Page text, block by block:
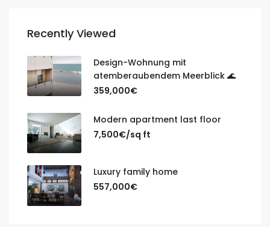
Recently Viewed
Design-Wohnung mit
atemberaubendem Meerblick 🌊
359,000€
Modern apartment last floor
7,500€/sq ft
Luxury family home
557,000€